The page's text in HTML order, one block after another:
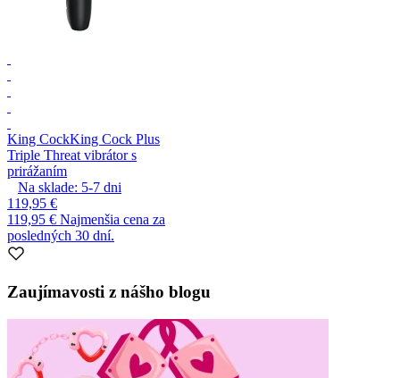
King CockKing Cock Plus
Triple Threat vibrátor s
prirážaním
Na sklade: 5-7 dni
119,95 €
119,95 € Najmenšia cena za
posledných 30 dní.
Zaujímavosti z nášho blogu